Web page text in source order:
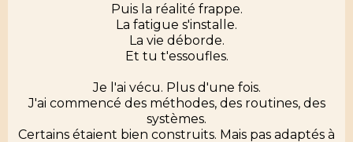
Puis la réalité frappe.
La fatigue s'installe.
La vie déborde.
Et tu t'essoufles.
Je l'ai vécu. Plus d'une fois.
J'ai commencé des méthodes, des routines, des
systèmes.
Certains étaient bien construits. Mais pas adaptés à